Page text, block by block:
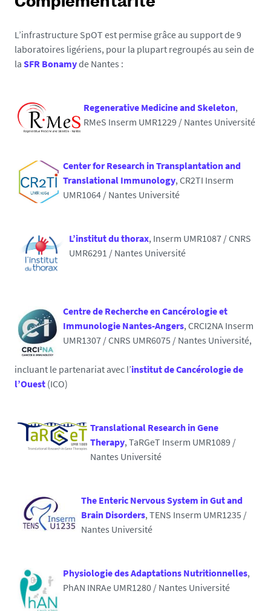
Complémentarité
L’infrastructure SpOT est permise grâce au support de 9
laboratoires ligériens, pour la plupart regroupés au sein de
la SFR Bonamyde Nantes :
Regenerative Medicine and Skeleton,
RMeS Inserm UMR1229 / Nantes Université
Center for Research in Transplantation and
Translational Immunology, CR2TI Inserm
UMR1064 / Nantes Université
L’institut du thorax, Inserm UMR1087 / CNRS
UMR6291 / Nantes Université
Centre de Recherche en Cancérologie et
Immunologie Nantes-Angers, CRCI2NA Inserm
UMR1307 / CNRS UMR6075 / Nantes Université,
incluant le partenariat avec l’institut de Cancérologie de
l’Ouest (ICO)
Translational Research in Gene
Therapy, TaRGeT Inserm UMR1089 /
Nantes Université
The Enteric Nervous System in Gut and
Brain Disorders, TENS Inserm UMR1235 /
Nantes Université
Physiologie des Adaptations Nutritionnelles,
PhAN INRAe UMR1280 / Nantes Université